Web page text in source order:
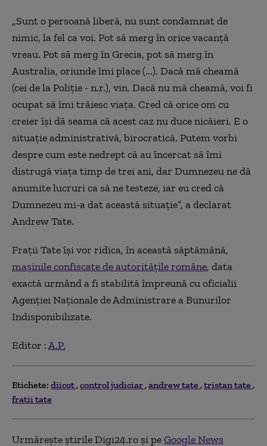
„Sunt o persoană liberă, nu sunt condamnat de
nimic, la fel ca voi. Pot să merg în orice vacanţă
vreau. Pot să merg în Grecia, pot să merg în
Australia, oriunde îmi place (...). Dacă mă cheamă
(cei de la Poliţie - n.r.), vin. Dacă nu mă cheamă, voi fi
ocupat să îmi trăiesc viaţa. Cred că orice om cu
creier îşi dă seama că acest caz nu duce nicăieri. E o
situaţie administrativă, birocratică. Putem vorbi
despre cum este nedrept că au încercat să îmi
distrugă viaţa timp de trei ani, dar Dumnezeu ne dă
anumite lucruri ca să ne testeze, iar eu cred că
Dumnezeu mi-a dat această situaţie”, a declarat
Andrew Tate.
Fraţii Tate își vor ridica, în această săptămână,
maşinile confiscate de autorităţile române, data
exactă urmând a fi stabilită împreună cu oficialii
Agenţiei Naţionale de Administrare a Bunurilor
Indisponibilizate.
Editor :A.P.
Etichete: diicot control judiciar andrew tate tristan tate
fratii tate
Urmărește știrile Digi24.ro și peGoogle News